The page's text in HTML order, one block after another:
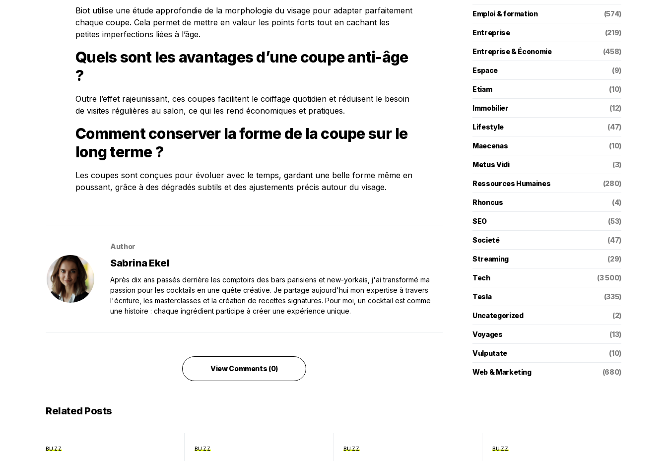
Biot utilise une étude approfondie de la morphologie du visage pour adapter parfaitement
chaque coupe. Cela permet de mettre en valeur les points forts tout en cachant les
petites imperfections liées à l’âge.
Quels sont les avantages d’une coupe anti-âge
?
Outre l’effet rajeunissant, ces coupes facilitent le coiffage quotidien et réduisent le besoin
de visites régulières au salon, ce qui les rend économiques et pratiques.
Comment conserver la forme de la coupe sur le
long terme ?
Les coupes sont conçues pour évoluer avec le temps, gardant une belle forme même en
poussant, grâce à des dégradés subtils et des ajustements précis autour du visage.
Author
Sabrina Ekel
Après dix ans passés derrière les comptoirs des bars parisiens et new-yorkais, j'ai transformé ma
passion pour les cocktails en une quête créative. Je partage aujourd'hui mon expertise à travers
l'écriture, les masterclasses et la création de recettes signatures. Pour moi, un cocktail est comme
une histoire : chaque ingrédient participe à créer une expérience unique.
View Comments (0)
Emploi & formation (574)
Entreprise (219)
Entreprise & Économie (458)
Espace (9)
Etiam (10)
Immobilier (12)
Lifestyle (47)
Maecenas (10)
Metus Vidi (3)
Ressources Humaines (280)
Rhoncus (4)
SEO (53)
Societé (47)
Streaming (29)
Tech (3 500)
Tesla (335)
Uncategorized (2)
Voyages (13)
Vulputate (10)
Web & Marketing (680)
Related Posts
BUZZ BUZZ BUZZ BUZZ